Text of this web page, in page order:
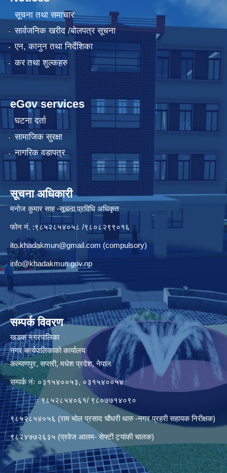
सूचना तथा समाचार
सार्वजनिक खरीद /बोलपत्र सूचना
एन, कानुन तथा निर्देशिका
कर तथा शुल्कहरु
eGov services
घटना दर्ता
सामाजिक सुरक्षा
नागरिक वडापत्र
सूचना अधिकारी
मनाेज कुमार साह -सूचना प्रविधि अधिकृत
फोन नं. :९८५२८५४०५८ /९८०८२९९०१६
ito.khadakmun@gmail.com (compulsory)
info@khadakmun.gov.np
सम्पर्क विवरण
खडक नगरपालिका
नगर कार्यपालिकाको कार्यालय
कल्याणपुर, सप्तरी, मधेश प्रदेश, नेपाल
सम्पर्क नंः ०३१५४००५३, ०३१५४००५४
ः ९८५२८५४०६१/ ९८०७७१४०९०
९८५२८५४०५६ (राम भोल प्रसाद चौधरी थारु -नगर प्रहरी सहायक निरीक्षक)
९८२४७७२६३५ (प्रवेज आलम- सेफ्टी ट्यांकी चालक)